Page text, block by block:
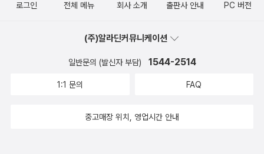
국전쟁 이후까지 길거리에서 팔던 아이스케키와, 1960년대부터 공
보콘과 누가바의 인기, 이제 세계로 진출하는 한국 아이스크림 업계
의 이야기까지 더해 아이스크림에 대한 달콤한 추억을 떠올리게 한
해 “기브 미 초콜릿”을 외치던 기억을 떠올리게 하는 글로벌 푸드다.
모습을 통해 초콜릿이 가진 착취와 향유라는 상반된 이미지를 한반도
키는 입에 대본 적도 없으니 그에 대한 기억이 전혀 없다. 콘 아이스크
크림을 사러 슈퍼에 달려갔었고, 장미꽃이 새겨진 초콜릿 블랙로즈가
세상에서 제일 고급스러운 초콜릿인 줄 알았다. 처음 먹어본 피자는
체로 주문한 피자였는지 기억이 잘 나지 않는다. 솔직히 말하자면 어
게 된 일본식 카레와 인도 커리를 더 좋아하고, 셋 중에선 인도 커리를
로그인 전체 메뉴 회사 소개 출판사 안내 PC 버전
(주)알라딘커뮤니케이션
일반문의 (발신자 부담) 1544-2514
1:1 문의 FAQ
중고매장 위치, 영업시간 안내